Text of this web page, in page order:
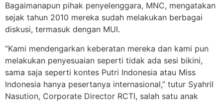
Bagaimanapun pihak penyelenggara, MNC, mengatakan
sejak tahun 2010 mereka sudah melakukan berbagai
diskusi, termasuk dengan MUI.
“Kami mendengarkan keberatan mereka dan kami pun
melakukan penyesuaian seperti tidak ada sesi bikini,
sama saja seperti kontes Putri Indonesia atau Miss
Indonesia hanya pesertanya internasional,” tutur Syahril
Nasution, Corporate Director RCTI, salah satu anak